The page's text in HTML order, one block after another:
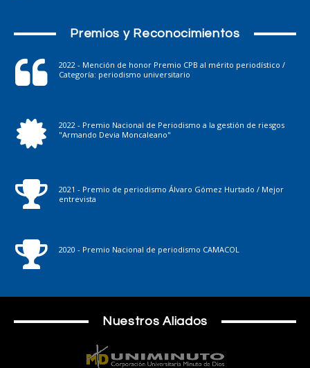
Premios y Reconocimientos
2022 - Mención de honor Premio CPB al mérito periodístico /
Categoría: periodismo universitario
2022 - Premio Nacional de Periodismo a la gestión de riesgos
"Armando Devia Moncaleano"
2021 - Premio de periodismo Álvaro Gómez Hurtado / Mejor
entrevista
2020 - Premio Nacional de periodismo CAMACOL
Nuestros Aliados